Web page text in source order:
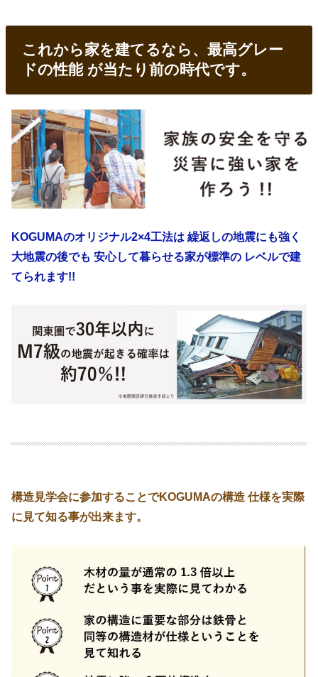
これから家を建てるなら、最高グレー
ドの性能 が当たり前の時代です。
KOGUMAのオリジナル2×4工法は 繰返しの地震にも強く
大地震の後でも 安心して暮らせる家が標準の レベルで建
てられます!!
構造見学会に参加することでKOGUMAの構造 仕様を実際
に見て知る事が出来ます。